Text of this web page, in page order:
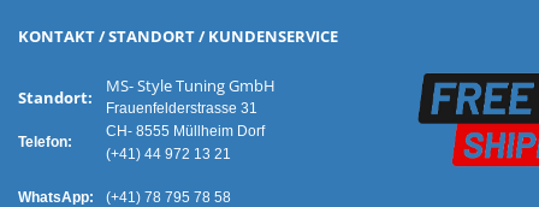
KONTAKT / STANDORT / KUNDENSERVICE
Standort:
Telefon:
MS- Style Tuning GmbH
Frauenfelderstrasse 31
CH- 8555 Müllheim Dorf
(+41) 44 972 13 21
WhatsApp:
(+41) 78 795 78 58